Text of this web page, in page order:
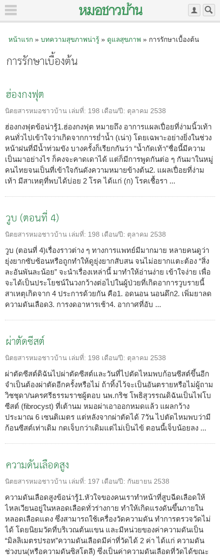
หน้าแรก» บทความสุขภาพน่ารู้» ดูแลสุขภาพ» การรักษาเบื้องต้น
การรักษาเบื้องต้น
ฮ่องกงฟุต
นิตยสารหมอชาวบ้าน เล่มที่: 198 เดือน/ปี: ตุลาคม 2538
ฮ่องกงฟุตข้อน่ารู้1.ฮ่องกงฟุต หมายถึง อาการแผลเปื่อยที่ง่ามนิ้วเท้า
คนทั่วไปเข้าใจว่าเกิดจากการย่ำน้ำ (เน่า) โดยเฉพาะอย่างยิ่งในช่วง
หน้าฝนที่มีน้ำท่วมขัง บางครั้งก็เรียกกันว่า “น้ำกัดเท้า”ชื่อนี้มีความ
เป็นมาอย่างไร ก็คงจะคาดเดาได้ แต่ก็มีการพูดกันต่อ ๆ กันมาในหมู่
คนไทยจนเป็นที่เข้าใจกันดังความหมายข้างต้น2. แผลเปื่อยที่ง่าม
เท้า มีสาเหตุที่พบได้บ่อย 2 โรค ได้แก่ (ก) โรคเชื้อรา ...
วูบ (ตอนที่ 4)
นิตยสารหมอชาวบ้าน เล่มที่: 198 เดือน/ปี: ตุลาคม 2538
วูบ (ตอนที่ 4)เรื่องราวต่าง ๆ ทางการแพทย์มีมากมาย หลายคนดูว่า
ยุ่งยากซับซ้อนหรือถูกทำให้ดูยุ่งยากสับสน จนไม่อยากแตะต้อง “สิ่ง
ละอันพันละน้อย” จะนำเรื่องเหล่านี้ มาทำให้อ่านง่าย เข้าใจง่าย เพื่อ
จะได้เป็นประโยชน์ในวงกว้างต่อไปในผู้ป่วยที่เกิดอาการวูบรายนี้
สาเหตุเกิดจาก 4 ประการด้วยกัน คือ1. อดนอน นอนดึก2. เพิ่มยาลด
ความดันเลือด3. การงดอาหารเช้า4. อากาศที่อับ ...
ผ่าตัดซีสต์
นิตยสารหมอชาวบ้าน เล่มที่: 198 เดือน/ปี: ตุลาคม 2538
ผ่าตัดซีสต์ดิฉันไปผ่าตัดซีสต์และวันที่ไปตัดไหมพบก้อนซีสต์ขึ้นอีก
จำเป็นต้องผ่าตัดอีกครั้งหรือไม่ ถ้าทิ้งไว้จะเป็นอันตรายหรือไม่ผู้ถาม
วิชชุดา/นครศรีธรรมราชผู้ตอบ นพ.กริช โพธิสุวรรณดิฉันเป็นไฟโบ
ซีสต์ (fibrocyst) ที่เต้านม หมอผ่าเอาออกหมดแล้ว แผลกว้าง
ประมาณ 6 เซนติเมตร แต่หลังจากผ่าตัดได้ 7วัน ไปตัดไหมพบว่ามี
ก้อนซีสต์เท่าเดิม กดเจ็บกว่าเดิมแต่ไม่เป็นไข้ ตอนนี้เจ็บน้อยลง ...
ความดันเลือดสูง
นิตยสารหมอชาวบ้าน เล่มที่: 197 เดือน/ปี: กันยายน 2538
ความดันเลือดสูงข้อน่ารู้1.หัวใจของคนเราทำหน้าที่สูบฉีดเลือดให้
ไหลเวียนอยู่ในหลอดเลือดทั่วร่างกาย ทำให้เกิดแรงดันขึ้นภายใน
หลอดเลือดแดง ซึ่งสามารถใช้เครื่องวัดความดัน ทำการตรวจวัดไม่
ได้ โดยนิยมวัดที่บริเวณต้นแขน และมีหน่วยของค่าความดันเป็น
“มิลลิเมตรปรอท”ความดันเลือดมีค่าที่วัดได้ 2 ค่า ได้แก่ ความดัน
ช่วงบน(หรือความดันซิสโตลี) ซึ่งเป็นค่าความดันเลือดที่วัดได้ขณะ